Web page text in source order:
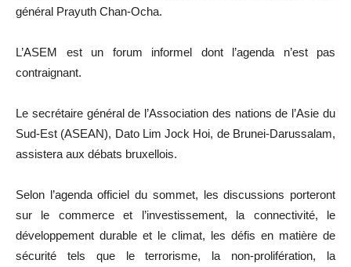
général Prayuth Chan-Ocha.
L’ASEM est un forum informel dont l’agenda n’est pas
contraignant.
Le secrétaire général de l’Association des nations de l’Asie du
Sud-Est (ASEAN), Dato Lim Jock Hoi, de Brunei-Darussalam,
assistera aux débats bruxellois.
Selon l’agenda officiel du sommet, les discussions porteront
sur le commerce et l’investissement, la connectivité, le
développement durable et le climat, les défis en matière de
sécurité tels que le terrorisme, la non-prolifération, la